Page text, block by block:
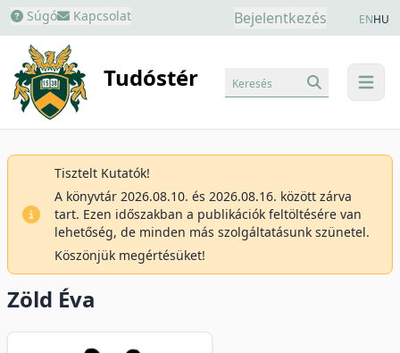
Súgó Kapcsolat Bejelentkezés ENHU
Tudóstér menu
Keresés
Tisztelt Kutatók!
A könyvtár 2026.08.10. és 2026.08.16. között zárva
tart. Ezen időszakban a publikációk feltöltésére van
lehetőség, de minden más szolgáltatásunk szünetel.
Köszönjük megértésüket!
Zöld Éva